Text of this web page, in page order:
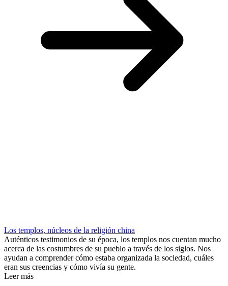
Los templos, núcleos de la religión china
Auténticos testimonios de su época, los templos nos cuentan mucho
acerca de las costumbres de su pueblo a través de los siglos. Nos
ayudan a comprender cómo estaba organizada la sociedad, cuáles
eran sus creencias y cómo vivía su gente.
Leer más